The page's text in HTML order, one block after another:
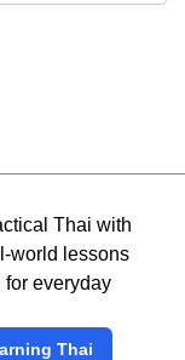
Thai with
world lessons
for everyday
Thai